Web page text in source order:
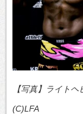
【写真】ライト
(C)LFA